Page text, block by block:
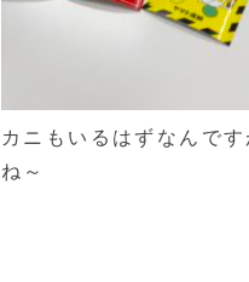
カニもいるはずなんです
ね～